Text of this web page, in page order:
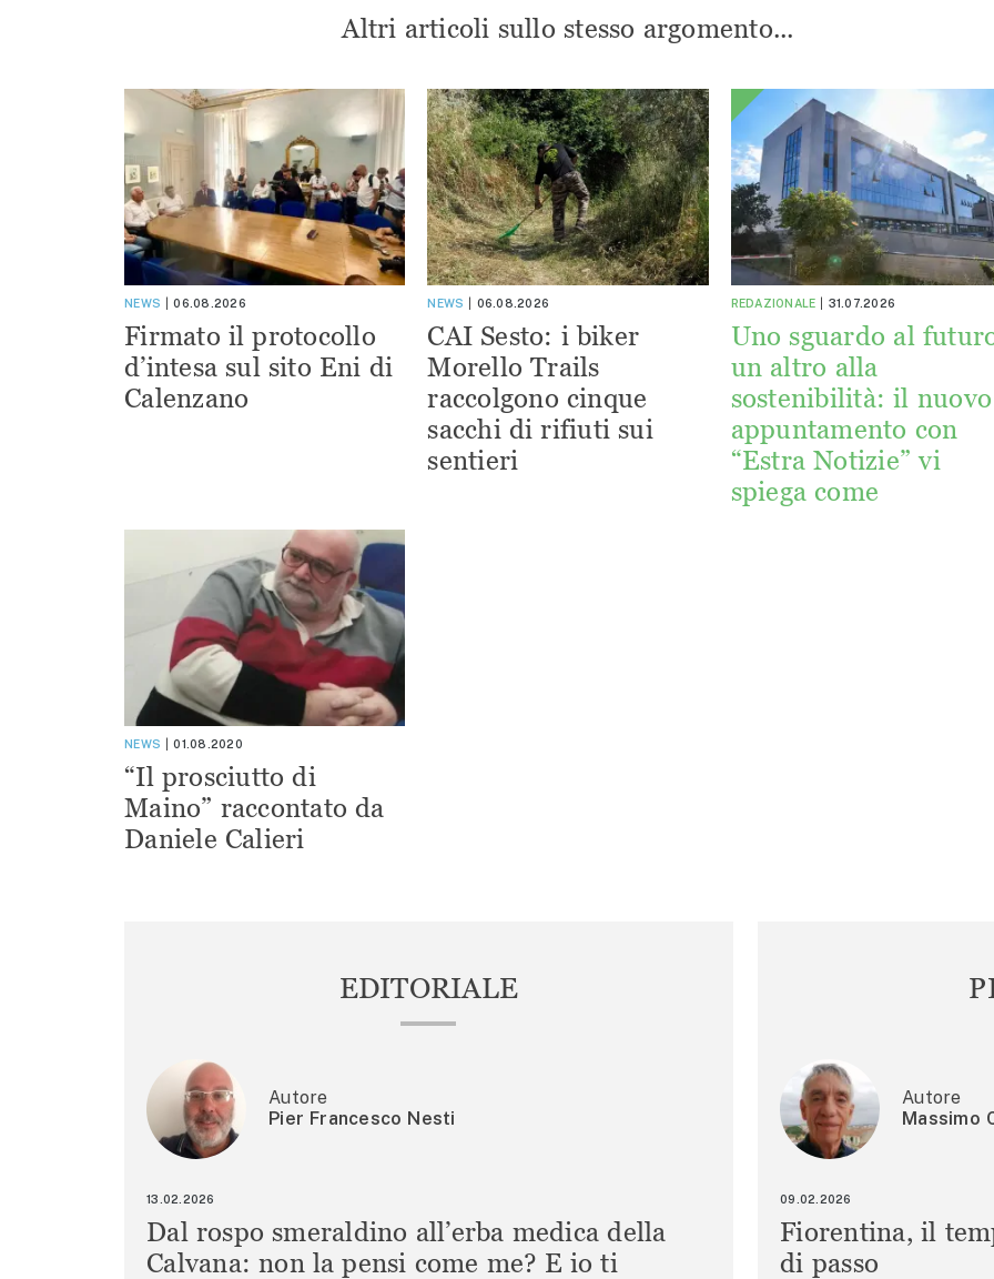
Altri articoli sullo stesso argomento...
NEWS 06.08.2026
Firmato il protocollo
d’intesa sul sito Eni di
Calenzano
NEWS 06.08.2026
CAI Sesto: i biker
Morello Trails
raccolgono cinque
sacchi di rifiuti sui
sentieri
REDAZIONALE 31.07.2026
Uno sguardo al
un altro alla
sostenibilità: il nuovo
appuntamento con
“Estra Notizie” vi
spiega come
NEWS 01.08.2020
“Il prosciutto di
Maino” raccontato da
Daniele Calieri
EDITORIALE
Autore
Pier Francesco Nesti
13.02.2026
Dal rospo smeraldino all’erba medica della
Calvana: non la pensi come me? E io ti
Autore
Massimo
09.02.2026
Fiorentina, il
di passo